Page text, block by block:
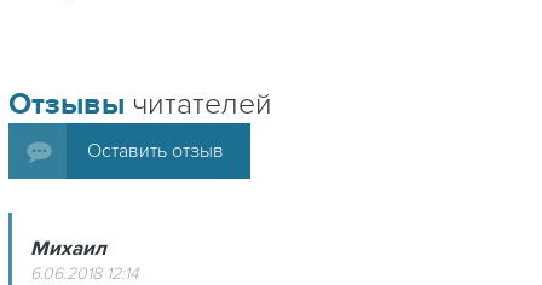
Отзывы читателей
Оставить отзыв
Михаил
6.06.2018 12:14